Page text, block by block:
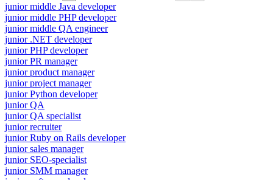
junior middle Java developer
junior middle PHP developer
junior middle QA engineer
junior .NET developer
junior PHP developer
junior PR manager
junior product manager
junior project manager
junior Python developer
junior QA
junior QA specialist
junior recruiter
junior Ruby on Rails developer
junior sales manager
junior SEO-specialist
junior SMM manager